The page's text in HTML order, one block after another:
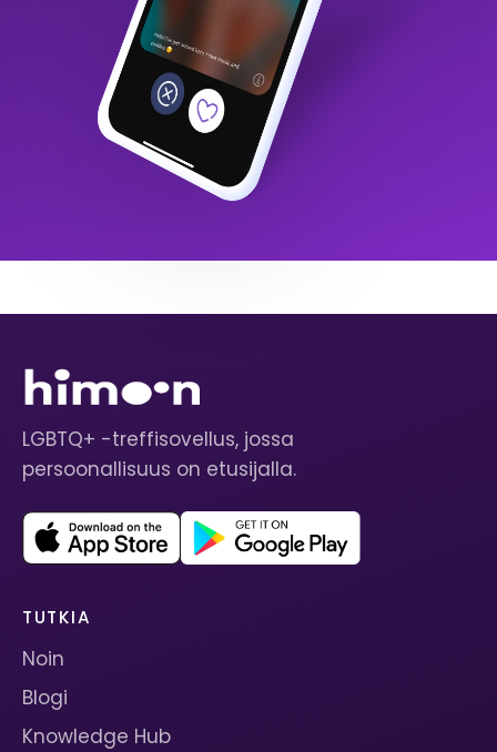
LGBTQ+ -treffisovellus, jossa
persoonallisuus on etusijalla.
TUTKIA
Noin
Blogi
Knowledge Hub